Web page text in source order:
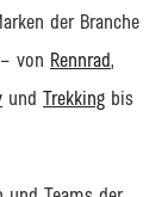
der Branche
von Rennrad,
und Trekking bis